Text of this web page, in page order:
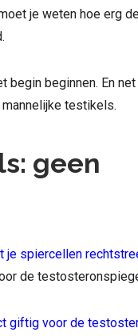
je weten hoe erg
begin beginnen. En
testikels.
geen
spiercellen
de
giftig voor de